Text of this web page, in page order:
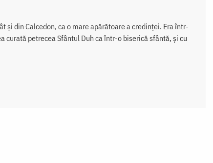
din Calcedon, ca o mare apărătoare a credinței. Era într-
petrecea Sfântul Duh ca într-o biserică sfântă, și cu